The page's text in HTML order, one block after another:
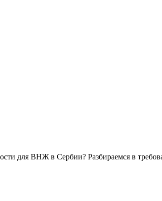
для ВНЖ в Сербии? Разбираемся в